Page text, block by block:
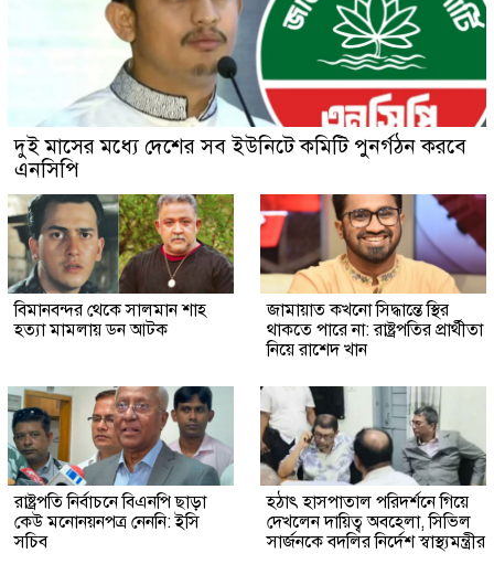
দুই মাসের মধ্যে দেশের সব ইউনিটে কমিটি পুনর্গঠন করবে
এনসিপি
বিমানবন্দর থেকে সালমান শাহ
হত্যা মামলায় ডন আটক
জামায়াত কখনো সিদ্ধান্তে স্থির
থাকতে পারে না: রাষ্ট্রপতির প্রার্থীতা
নিয়ে রাশেদ খান
রাষ্ট্রপতি নির্বাচনে বিএনপি ছাড়া
কেউ মনোনয়নপত্র নেননি: ইসি
সচিব
হঠাৎ হাসপাতাল পরিদর্শনে গিয়ে
দেখলেন দায়িত্ব অবহেলা, সিভিল
সার্জনকে বদলির নির্দেশ স্বাস্থ্যমন্ত্রীর